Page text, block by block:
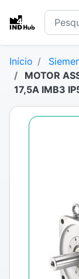
Início
MOTOR
17,5A IMB3